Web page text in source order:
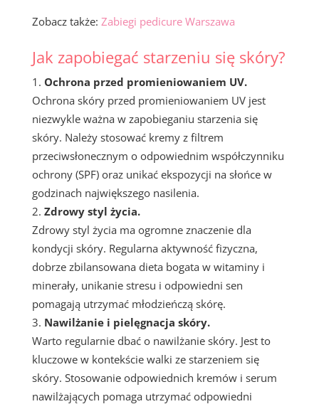
Zobacz także: Zabiegi pedicure Warszawa
Jak zapobiegać starzeniu się skóry?
Ochrona przed promieniowaniem UV.
Ochrona skóry przed promieniowaniem UV jest
niezwykle ważna w zapobieganiu starzenia się
skóry. Należy stosować kremy z filtrem
przeciwsłonecznym o odpowiednim współczynniku
ochrony (SPF) oraz unikać ekspozycji na słońce w
godzinach największego nasilenia.
Zdrowy styl życia.
Zdrowy styl życia ma ogromne znaczenie dla
kondycji skóry. Regularna aktywność fizyczna,
dobrze zbilansowana dieta bogata w witaminy i
minerały, unikanie stresu i odpowiedni sen
pomagają utrzymać młodzieńczą skórę.
Nawilżanie i pielęgnacja skóry.
Warto regularnie dbać o nawilżanie skóry. Jest to
kluczowe w kontekście walki ze starzeniem się
skóry. Stosowanie odpowiednich kremów i serum
nawilżających pomaga utrzymać odpowiedni